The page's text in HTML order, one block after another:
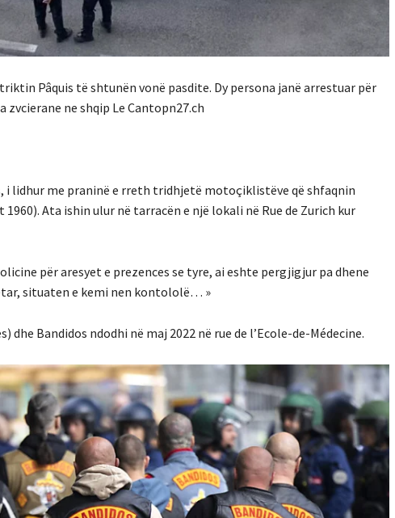
Pâquis të shtunën vonë pasdite. Dy persona janë arrestuar për
ne shqip Le Cantopn27.ch
i lidhur me praninë e rreth tridhjetë motoçiklistëve që shfaqnin
Ata ishin ulur në tarracën e një lokali në Rue de Zurich kur
për aresyet e prezences se tyre, ai eshte pergjigjur pa dhene
situaten e kemi nen kontololë… »
Bandidos ndodhi në maj 2022 në rue de l’Ecole-de-Médecine.